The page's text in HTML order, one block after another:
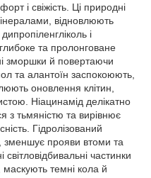
і свіжість. Ці природні
відновлюють
і
та пролонговане
зморшки й повертаючи
та алантоїн заспокоюють,
оновлення клітин,
Ніацинамід делікатно
з тьмяністю та вирівнює
Гідролізований
зменшує прояви втоми та
світловідбивальні частинки
темні кола й